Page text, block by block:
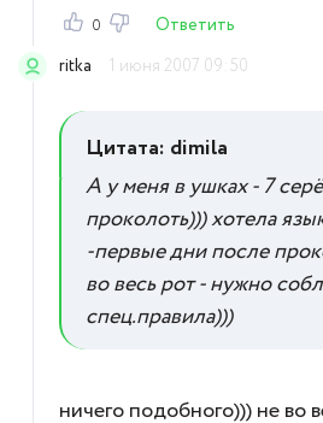
0
Ответить
ritka
1 июня 2007 09:50
Цитата: dimila
А у меня в ушках - 7
проколоть))) хотела
-первые дни после
во весь рот - нужно
спец.правила)))
ничего подобного))) не во